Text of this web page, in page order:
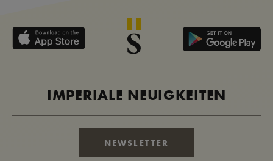
IMPERIALE NEUIGKEITEN
NEWSLETTER